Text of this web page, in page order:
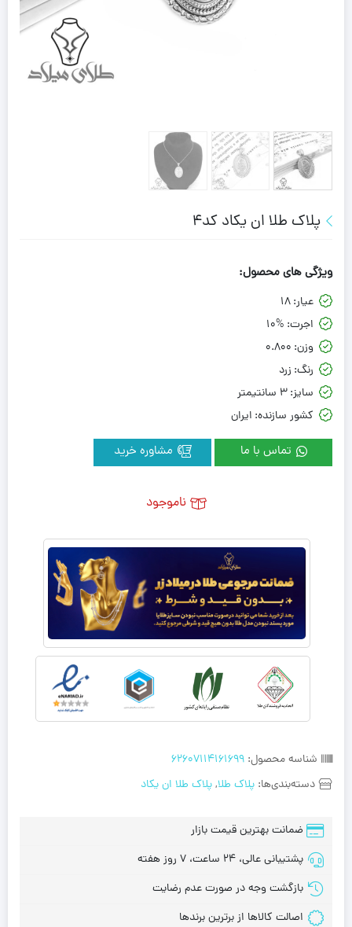
پلاک طلا ان یکاد کد4
شناسه محصول: 62607114161699
دسته‌بندی‌ها: پلاک طلا,پلاک طلا ان‌ یکاد
ویژگی های محصول:
عیار:18
اجرت: 10%
وزن: 0.800
رنگ: زرد
سایز:3 سانتیمتر
کشور سازنده: ایران
تماس با ما
ضمانت بهترین قیمت بازار
پشتیبانی عالی، 24 ساعت، 7 روز هفته
بازگشت وجه در صورت عدم رضایت
اصالت کالاها از برترین برندها
ناموجود